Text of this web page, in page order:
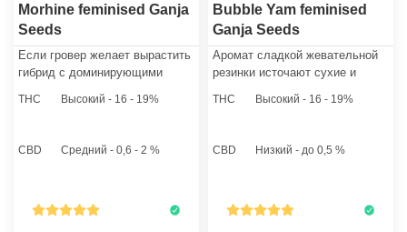
Morhine feminised Ganja
Seeds
Если гровер желает вырастить
гибрид с доминирующими
определился, какие семена
THC Высокий - 16 - 19%
CBD Средний - 0,6 - 2 %
Bubble Yam feminised
Ganja Seeds
Аромат сладкой жевательной
резинки источают сухие и
представленного сорта
незабываемую волну
состояние полной
THC Высокий - 16 - 19%
CBD Низкий - до 0,5 %